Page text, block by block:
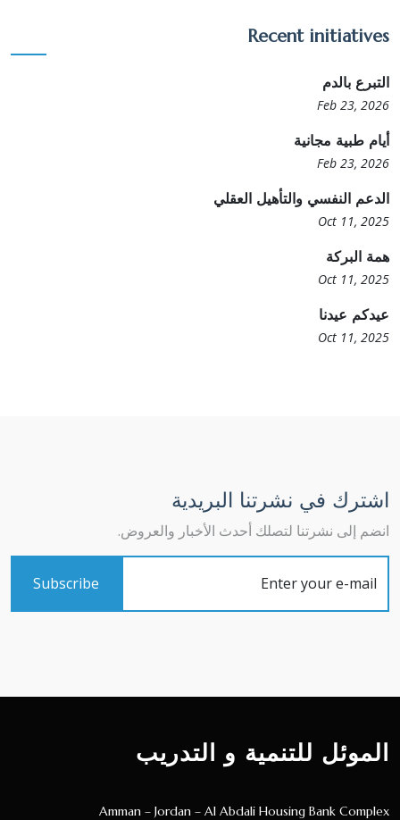
Recent initiatives
التبرع بالدم
Feb 23, 2026
أيام طبية مجانية
Feb 23, 2026
الدعم النفسي والتأهيل العقلي
Oct 11, 2025
همة البركة
Oct 11, 2025
عيدكم عيدنا
Oct 11, 2025
اشترك في نشرتنا البريدية
انضم إلى نشرتنا لتصلك أحدث الأخبار والعروض.
الموئل للتنمية و التدريب
Amman – Jordan – Al Abdali Housing Bank Complex